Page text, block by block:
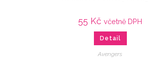
55 Kč včetně DPH
Detail
Avengers